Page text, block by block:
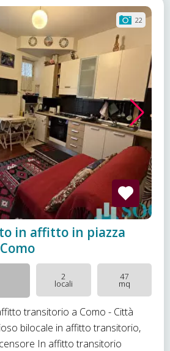
22
in affitto in piazza
2
locali
47
mq
transitorio a Como - Città
bilocale in affitto transitorio,
In affitto transitorio